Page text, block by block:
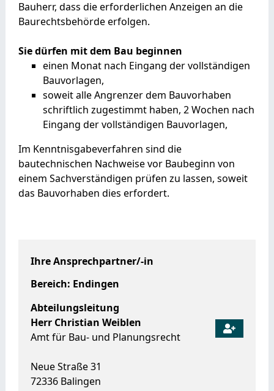
Ihre Ansprechpartner/-in
Bereich: Endingen
Abteilungsleitung
Herr Christian Weiblen
Amt für Bau- und Planungsrecht
Neue Straße 31
72336 Balingen
Bauherr, dass die erforderlichen Anzeigen an die
Baurechtsbehörde erfolgen.
Sie dürfen mit dem Bau beginnen
einen Monat nach Eingang der vollständigen
Bauvorlagen,
soweit alle Angrenzer dem Bauvorhaben
schriftlich zugestimmt haben, 2 Wochen nach
Eingang der vollständigen Bauvorlagen,
Im Kenntnisgabeverfahren sind die
bautechnischen Nachweise vor Baubeginn von
einem Sachverständigen prüfen zu lassen, soweit
das Bauvorhaben dies erfordert.